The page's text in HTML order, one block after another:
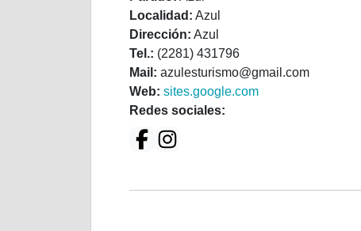
Localidad: Azul
Dirección: Azul
Tel.: (2281) 431796
Mail: azulesturismo@gmail.com
Web: sites.google.com
Redes sociales: